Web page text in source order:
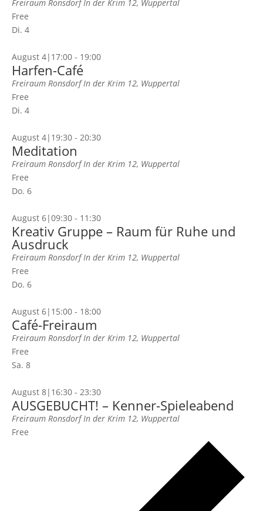
Freiraum RonsdorfIn der Krim 12, Wuppertal
Free
Di. 4
August 4|17:00- 19:00
Harfen-Café
Freiraum RonsdorfIn der Krim 12, Wuppertal
Free
Di. 4
August 4|19:30- 20:30
Meditation
Freiraum RonsdorfIn der Krim 12, Wuppertal
Free
Do. 6
August 6|09:30- 11:30
Kreativ Gruppe – Raum für Ruhe und
Ausdruck
Freiraum RonsdorfIn der Krim 12, Wuppertal
Free
Do. 6
August 6|15:00- 18:00
Café-Freiraum
Freiraum RonsdorfIn der Krim 12, Wuppertal
Free
Sa. 8
August 8|16:30- 23:30
AUSGEBUCHT! – Kenner-Spieleabend
Freiraum RonsdorfIn der Krim 12, Wuppertal
Free